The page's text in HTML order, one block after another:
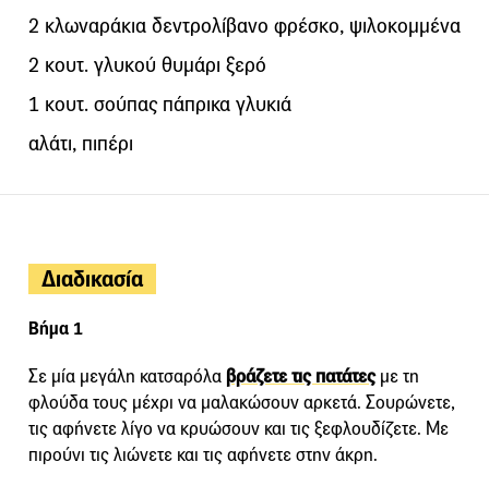
2 κλωναράκια δεντρολίβανο φρέσκο, ψιλοκομμένα
2 κουτ. γλυκού θυμάρι ξερό
1 κουτ. σούπας πάπρικα γλυκιά
αλάτι, πιπέρι
Διαδικασία
Βήμα 1
Σε μία μεγάλη κατσαρόλα βράζετε τις πατάτεςμε τη
φλούδα τους μέχρι να μαλακώσουν αρκετά. Σουρώνετε,
τις αφήνετε λίγο να κρυώσουν και τις ξεφλουδίζετε. Με
πιρούνι τις λιώνετε και τις αφήνετε στην άκρη.